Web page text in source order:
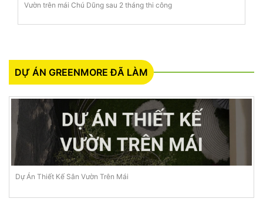
Vườn trên mái Chú Dũng sau 2 tháng thi công
DỰ ÁN GREENMORE ĐÃ LÀM
Dự Án Thiết Kế Sân Vườn Trên Mái